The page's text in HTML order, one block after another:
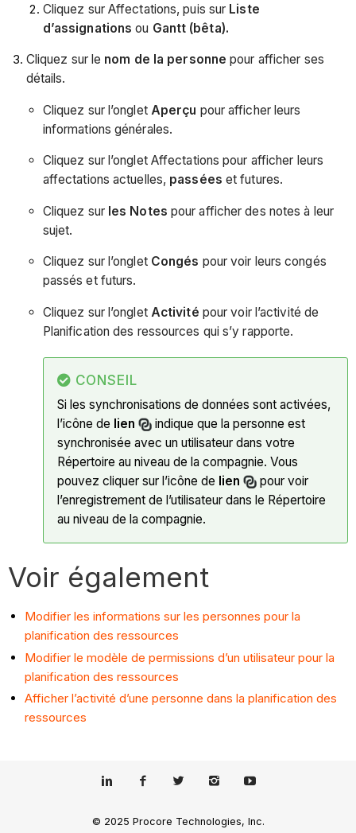
Cliquez sur Affectations, puis sur Liste
d’assignations ou Gantt (bêta).
Cliquez sur le nom de la personne pour afficher ses
détails.
Cliquez sur l’onglet Aperçu pour afficher leurs
informations générales.
Cliquez sur l’onglet Affectations pour afficher leurs
affectations actuelles, passées et futures.
Cliquez sur les Notes pour afficher des notes à leur
sujet.
Cliquez sur l’onglet Congés pour voir leurs congés
passés et futurs.
Cliquez sur l’onglet Activité pour voir l’activité de
Planification des ressources qui s’y rapporte.
CONSEIL
Si les synchronisations de données sont activées,
l’icône de lien
indique que la personne est
synchronisée avec un utilisateur dans votre
Répertoire au niveau de la compagnie. Vous
pouvez cliquer sur l’icône de lien
pour voir
l’enregistrement de l’utilisateur dans le Répertoire
au niveau de la compagnie.
Voir également
Modifier les informations sur les personnes pour la
planification des ressources
Modifier le modèle de permissions d’un utilisateur pour la
planification des ressources
Afficher l’activité d’une personne dans la planification des
ressources
© 2025 Procore Technologies, Inc.